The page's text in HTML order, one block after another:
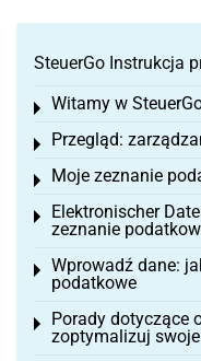
SteuerGo Instrukcja
Witamy w
Toggle menu
Przegląd:
Toggle menu
Moje zeznanie
Toggle menu
Elektronischer
zeznanie
Toggle menu
Wprowadź dane:
podatkowe
Toggle menu
Porady dotyczące
zoptymalizuj
Toggle menu